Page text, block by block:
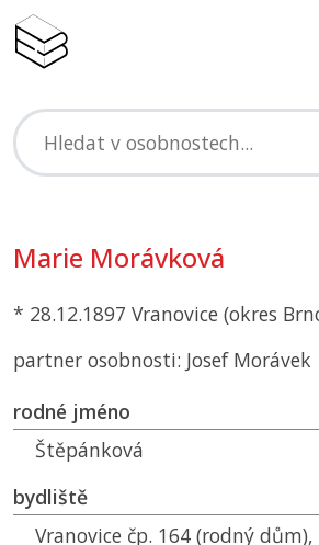
Marie Morávková
* 28.12.1897 Vranovice (okres
partner osobnosti: Josef Morávek
rodné jméno
Štěpánková
bydliště
Vranovice čp. 164 (rodný dům),